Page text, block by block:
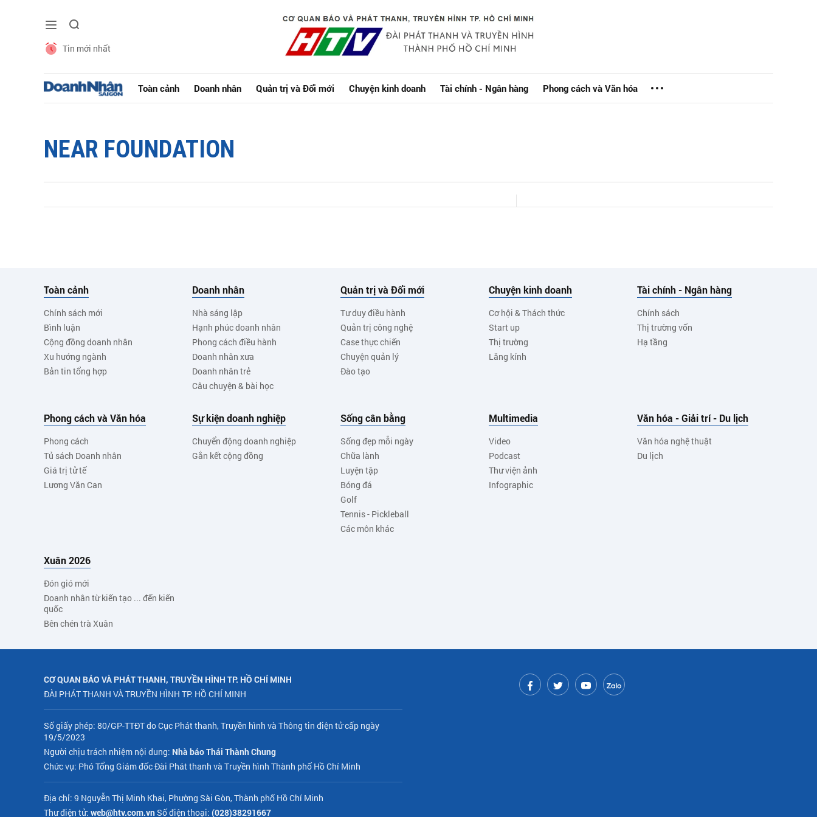
Tin mới nhất
Toàn cảnh Doanh nhân Quản trị và Đổi mới Chuyện kinh doanh Tài chính - Ngân hàng Phong cách và Văn hóa
NEAR FOUNDATION
Toàn cảnh
Chính sách mới
Bình luận
Cộng đồng doanh nhân
Xu hướng ngành
Bản tin tổng hợp
Doanh nhân
Nhà sáng lập
Hạnh phúc doanh nhân
Phong cách điều hành
Doanh nhân xưa
Doanh nhân trẻ
Câu chuyện & bài học
Quản trị và Đổi mới
Tư duy điều hành
Quản trị công nghệ
Case thực chiến
Chuyện quản lý
Đào tạo
Chuyện kinh doanh
Cơ hội & Thách thức
Start up
Thị trường
Lăng kính
Tài chính - Ngân hàng
Chính sách
Thị trường vốn
Hạ tầng
Phong cách và Văn hóa
Phong cách
Tủ sách Doanh nhân
Giá trị tử tế
Lương Văn Can
Sự kiện doanh nghiệp
Chuyển động doanh nghiệp
Gắn kết cộng đồng
Sống cân bằng
Sống đẹp mỗi ngày
Chữa lành
Luyện tập
Bóng đá
Golf
Tennis - Pickleball
Các môn khác
Multimedia
Video
Podcast
Thư viện ảnh
Infographic
Văn hóa - Giải trí - Du lịch
Văn hóa nghệ thuật
Du lịch
Xuân 2026
Đón gió mới
Doanh nhân từ kiến tạo ... đến kiến
quốc
Bên chén trà Xuân
CƠ QUAN BÁO VÀ PHÁT THANH, TRUYỀN HÌNH TP. HỒ CHÍ MINH
ĐÀI PHÁT THANH VÀ TRUYỀN HÌNH TP. HỒ CHÍ MINH
Số giấy phép: 80/GP-TTĐT do Cục Phát thanh, Truyền hình và Thông tin điện tử cấp ngày
19/5/2023
Người chịu trách nhiệm nội dung: Nhà báo Thái Thành Chung
Chức vụ: Phó Tổng Giám đốc Đài Phát thanh và Truyền hình Thành phố Hồ Chí Minh
Địa chỉ: 9 Nguyễn Thị Minh Khai, Phường Sài Gòn, Thành phố Hồ Chí Minh
Thư điện tử: web@htv.com.vnSố điện thoại: (028)38291667